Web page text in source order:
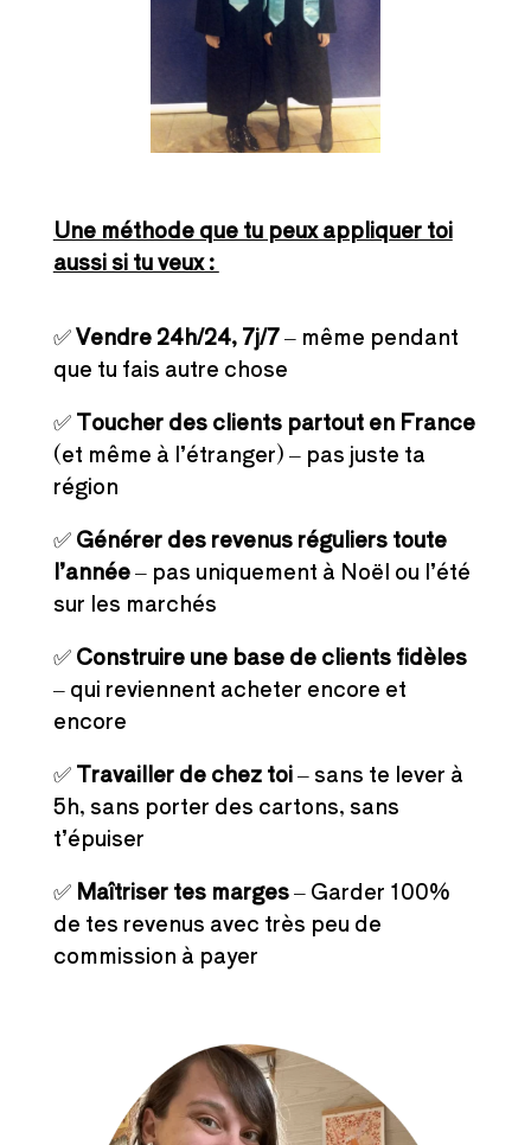
Une méthode que tu peux appliquer toi
aussi si tu veux :
✅Vendre 24h/24, 7j/7– même pendant
que tu fais autre chose
✅Toucher des clients partout en France
(et même à l’étranger) – pas juste ta
région
✅Générer des revenus réguliers toute
l’année– pas uniquement à Noël ou l’été
sur les marchés
✅Construire une base de clients fidèles
– qui reviennent acheter encore et
encore
✅Travailler de chez toi– sans te lever à
5h, sans porter des cartons, sans
t’épuiser
✅ Maîtriser tes marges– Garder 100%
de tes revenus avec très peu de
commission à payer